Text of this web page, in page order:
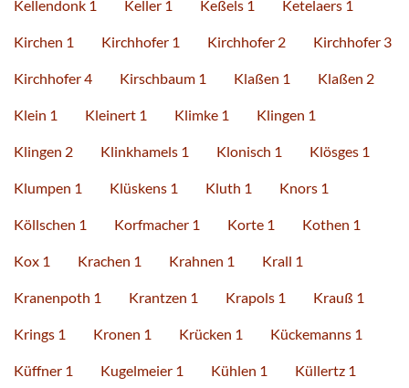
Kellendonk 1 Keller 1 Keßels 1 Ketelaers 1
Kirchen 1 Kirchhofer 1 Kirchhofer 2 Kirchhofer 3
Kirchhofer 4 Kirschbaum 1 Klaßen 1 Klaßen 2
Klein 1 Kleinert 1 Klimke 1 Klingen 1
Klingen 2 Klinkhamels 1 Klonisch 1 Klösges 1
Klumpen 1 Klüskens 1 Kluth 1 Knors 1
Köllschen 1 Korfmacher 1 Korte 1 Kothen 1
Kox 1 Krachen 1 Krahnen 1 Krall 1
Kranenpoth 1 Krantzen 1 Krapols 1 Krauß 1
Krings 1 Kronen 1 Krücken 1 Kückemanns 1
Küffner 1 Kugelmeier 1 Kühlen 1 Küllertz 1